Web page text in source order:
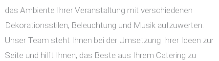
das Ambiente Ihrer Veranstaltung mit verschiedenen
Dekorationsstilen, Beleuchtung und Musik aufzuwerten.
Unser Team steht Ihnen bei der Umsetzung Ihrer Ideen zur
Seite und hilft Ihnen, das Beste aus Ihrem Catering zu